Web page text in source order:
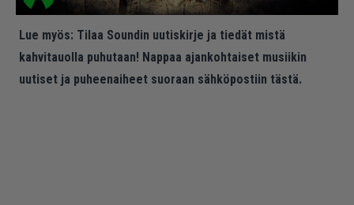
Lue myös: Tilaa Soundin uutiskirje ja tiedät mistä
kahvitauolla puhutaan! Nappaa ajankohtaiset musiikin
uutiset ja puheenaiheet suoraan sähköpostiin tästä.